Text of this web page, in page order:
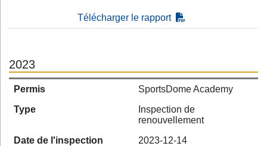
Télécharger le rapport
2023
Permis
SportsDome Academy
Type
Inspection de
renouvellement
Date de l'inspection
2023-12-14